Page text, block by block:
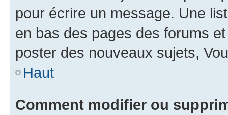
pour écrire un message. Une
en bas des pages des forums
poster des nouveaux sujets,
Haut
Comment modifier ou